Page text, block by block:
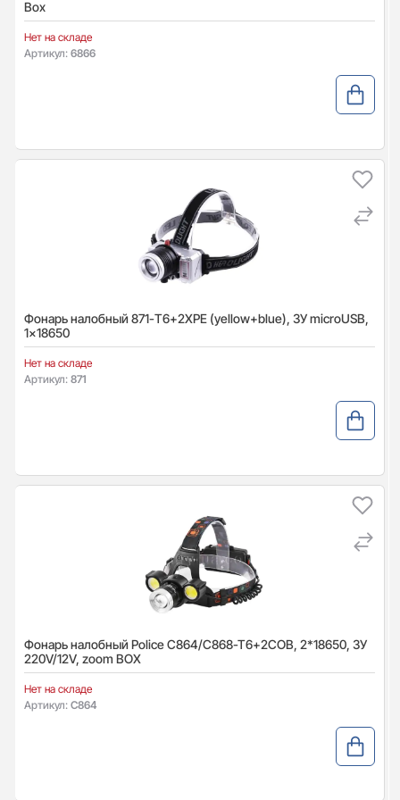
Box
Нет на складе
Артикул: 6866
Фонарь налобный 871-T6+2XPE (yellow+blue), ЗУ microUSB,
1x18650
Нет на складе
Артикул: 871
Фонарь налобный Police C864/C868-T6+2COB, 2*18650, ЗУ
220V/12V, zoom BOX
Нет на складе
Артикул: C864